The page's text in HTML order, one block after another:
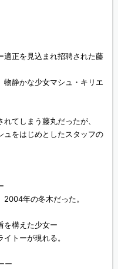
適正を見込まれ招聘された藤
物静かな少女マシュ・キリエ
てしまう藤丸だったが、
ュをはじめとしたスタッフの
年の冬木だった。
を構えた少女ー
トーが現れる。
ー